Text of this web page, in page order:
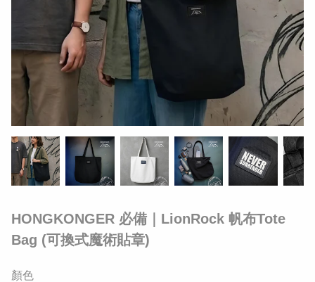
HONGKONGER 必備｜LionRock 帆布Tote
Bag (可換式魔術貼章)
顏色